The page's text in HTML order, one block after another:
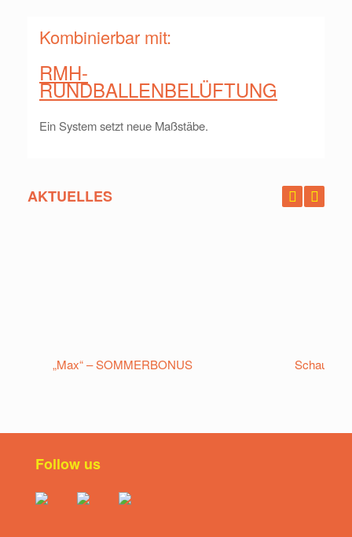
Kombinierbar mit:
RMH-
RUNDBALLENBELÜFTUNG
Ein System setzt neue Maßstäbe.
AKTUELLES
„Max“ – SOMMERBONUS
Follow us